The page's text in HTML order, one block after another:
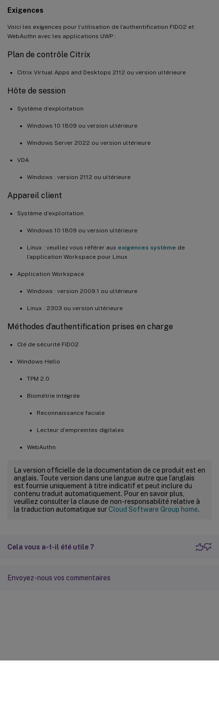
Exigences
Voici les exigences pour l’utilisation de l’authentification FIDO2 et
WebAuthn avec les applications UWP :
Plan de contrôle Citrix
Citrix Virtual Apps and Desktops 2112 ou version ultérieure
Hôte de session
Système d’exploitation
Windows 10 1809 ou version ultérieure
Windows Server 2022 ou version ultérieure
VDA
Windows : version 2112 ou ultérieure
Appareil client
Système d’exploitation
Windows 10 1809 ou version ultérieure
Linux : veuillez vous référer aux exigences système de
l’application Workspace pour Linux
Application Workspace
Windows : version 2009.1 ou ultérieure
Linux : 2303 ou version ultérieure
Méthodes d’authentification prises en charge
Clé de sécurité FIDO2
Windows Hello
TPM 2.0
Biométrie intégrée
Reconnaissance faciale
Lecteur d’empreintes digitales
WebAuthn
La version officielle de la documentation de ce produit est en
anglais. Toute version dans une langue autre que l’anglais
est fournie uniquement à titre indicatif et peut inclure du
contenu traduit automatiquement. Pour en savoir plus,
veuillez consulter la clause de non-responsabilité relative à
la traduction automatique surCloud Software Group home.
Cela vous a-t-il été utile ?
Envoyez-nous vos commentaires